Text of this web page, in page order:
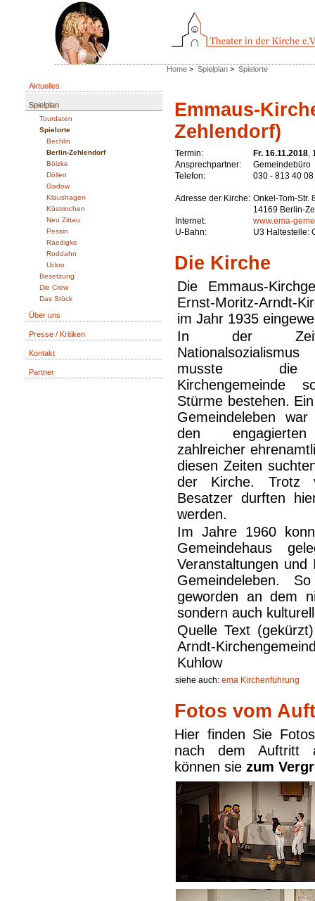
Home > Spielplan > Spielorte
Aktuelles
Spielplan
Tourdaten
Spielorte
Bechlin
Berlin-Zehlendorf
Bölzke
Döllen
Gadow
Klaushagen
Küstrinchen
Neu Zittau
Pessin
Raedigke
Roddahn
Uckro
Besetzung
Die Crew
Das Stück
Über uns
Presse / Kritiken
Kontakt
Partner
Emmaus-
Zehlendorf)
Termin: Fr. 16.11.2018
Ansprechpartner:
Gemeindebüro
Telefon:
030 - 813 40 08
Adresse der Kirche: Onkel-Tom-Str.
14169 Berlin-
Internet:
www.ema-
U-Bahn:
U3 Haltestelle:
Die Kirche
Die Emmaus-
Ernst-Moritz-Arndt-
im Jahr 1935
In der
musste
Kirchengemeinde
Stürme bestehen.
Gemeindeleben
den
zahlreicher
diesen Zeiten
der Kirche. Trotz
Besatzer durften
werden.
Im Jahre 1960
Gemeindehaus
Veranstaltungen
Gemeindeleben.
geworden an dem
sondern auch
Quelle Text
Arndt-
Kuhlow
siehe auch: ema Kirchenführung
Fotos vom
Hier finden Sie
nach dem Auftritt
können sie zum